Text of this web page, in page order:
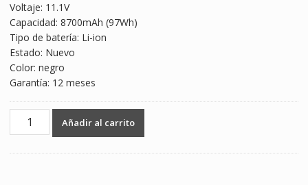
was:
$1,682.00.$989.00.
Voltaje: 11.1V
Capacidad: 8700mAh (97Wh)
Tipo de batería: Li-ion
Estado: Nuevo
Color: negro
Garantía: 12 meses
Batería
Añadir al carrito